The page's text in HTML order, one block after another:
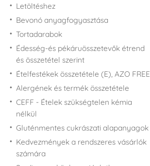
Letöltéshez
Bevonó anyagfogyasztása
Tortadarabok
Édesség-és pékáruösszetevők étrend
és összetétel szerint
Ételfestékek összetétele (E), AZO FREE
Alergének és termék összetétele
CEFF - Ételek szükségtelen kémia
nélkül
Gluténmentes cukrászati alapanyagok
Kedvezmények a rendszeres vásárlók
számára